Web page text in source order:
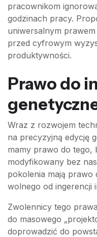
pracownikom
godzinach pracy.
uniwersalnym
przed cyfrowym
produktywności.
Prawo do
Wraz z rozwojem
na precyzyjną edycję
mamy prawo do tego,
modyfikowany bez
pokolenia mają prawo
wolnego od ingerencji
Zwolennicy tego
do masowego
doprowadzić do